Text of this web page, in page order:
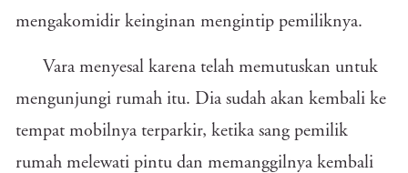
mengakomidir keinginan mengintip pemiliknya.
Vara menyesal karena telah memutuskan untuk
mengunjungi rumah itu. Dia sudah akan kembali ke
tempat mobilnya terparkir, ketika sang pemilik
rumah melewati pintu dan memanggilnya kembali